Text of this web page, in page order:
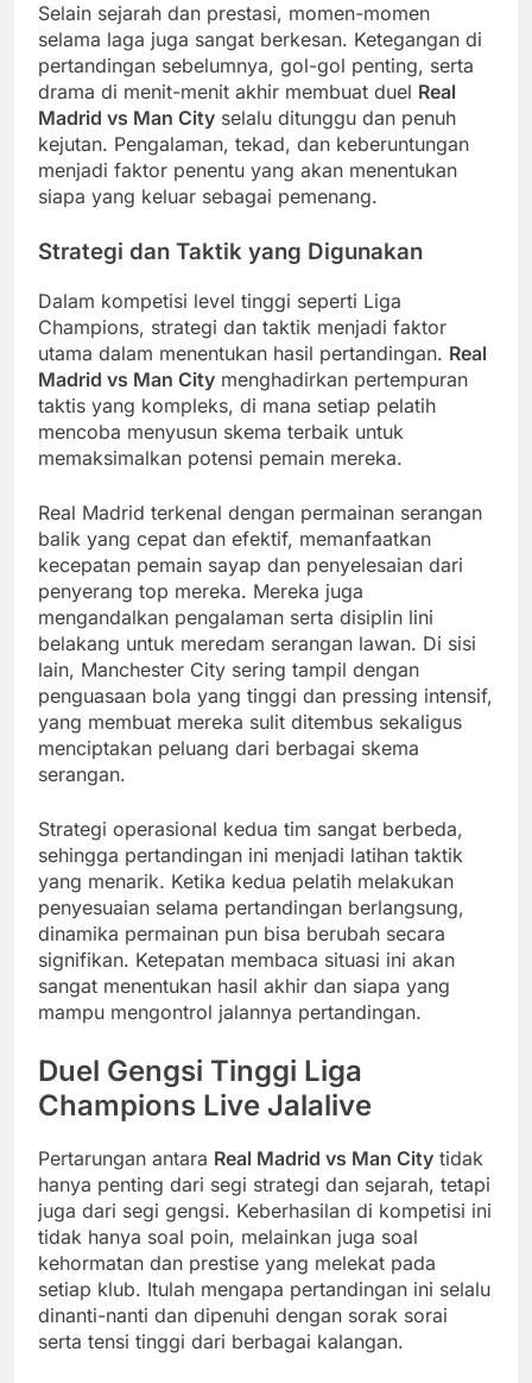
Selain sejarah dan prestasi, momen-momen
selama laga juga sangat berkesan. Ketegangan di
pertandingan sebelumnya, gol-gol penting, serta
drama di menit-menit akhir membuat duel Real
Madrid vs Man City selalu ditunggu dan penuh
kejutan. Pengalaman, tekad, dan keberuntungan
menjadi faktor penentu yang akan menentukan
siapa yang keluar sebagai pemenang.
Strategi dan Taktik yang Digunakan
Dalam kompetisi level tinggi seperti Liga
Champions, strategi dan taktik menjadi faktor
utama dalam menentukan hasil pertandingan. Real
Madrid vs Man City menghadirkan pertempuran
taktis yang kompleks, di mana setiap pelatih
mencoba menyusun skema terbaik untuk
memaksimalkan potensi pemain mereka.
Real Madrid terkenal dengan permainan serangan
balik yang cepat dan efektif, memanfaatkan
kecepatan pemain sayap dan penyelesaian dari
penyerang top mereka. Mereka juga
mengandalkan pengalaman serta disiplin lini
belakang untuk meredam serangan lawan. Di sisi
lain, Manchester City sering tampil dengan
penguasaan bola yang tinggi dan pressing intensif,
yang membuat mereka sulit ditembus sekaligus
menciptakan peluang dari berbagai skema
serangan.
Strategi operasional kedua tim sangat berbeda,
sehingga pertandingan ini menjadi latihan taktik
yang menarik. Ketika kedua pelatih melakukan
penyesuaian selama pertandingan berlangsung,
dinamika permainan pun bisa berubah secara
signifikan. Ketepatan membaca situasi ini akan
sangat menentukan hasil akhir dan siapa yang
mampu mengontrol jalannya pertandingan.
Duel Gengsi Tinggi Liga
Champions Live Jalalive
Pertarungan antara Real Madrid vs Man City tidak
hanya penting dari segi strategi dan sejarah, tetapi
juga dari segi gengsi. Keberhasilan di kompetisi ini
tidak hanya soal poin, melainkan juga soal
kehormatan dan prestise yang melekat pada
setiap klub. Itulah mengapa pertandingan ini selalu
dinanti-nanti dan dipenuhi dengan sorak sorai
serta tensi tinggi dari berbagai kalangan.